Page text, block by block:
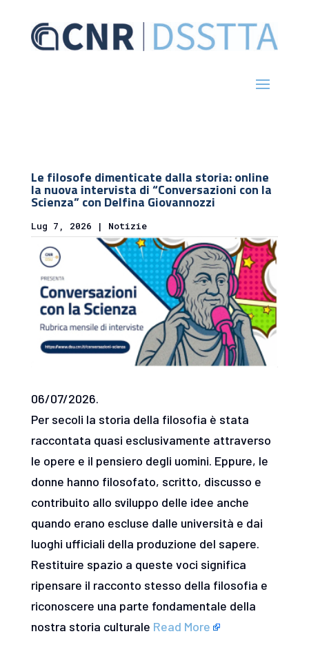
Le filosofe dimenticate dalla storia: online
la nuova intervista di “Conversazioni con la
Scienza” con Delfina Giovannozzi
Lug 7, 2026 | Notizie
06/07/2026.
Per secoli la storia della filosofia è stata
raccontata quasi esclusivamente attraverso
le opere e il pensiero degli uomini. Eppure, le
donne hanno filosofato, scritto, discusso e
contribuito allo sviluppo delle idee anche
quando erano escluse dalle università e dai
luoghi ufficiali della produzione del sapere.
Restituire spazio a queste voci significa
ripensare il racconto stesso della filosofia e
riconoscere una parte fondamentale della
nostra storia culturale Read More